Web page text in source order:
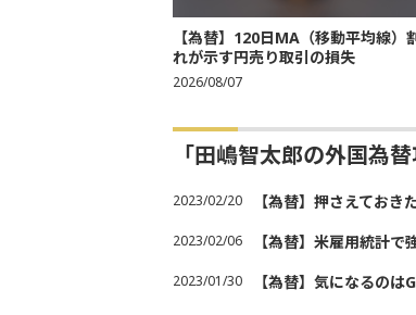
【為替】120日MA（移動平均線）
れが示す円売り取引の損失
2026/08/07
「田嶋智太郎の外国為
2023/02/20 【為替】押さえてお
2023/02/06 【為替】米雇用統計
2023/01/30 【為替】気になるの